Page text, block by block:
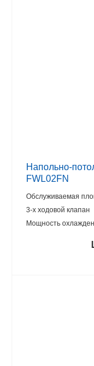
Напольно-
FWL02FN
Обслуживаемая
3-х ходовой клапан
Мощность